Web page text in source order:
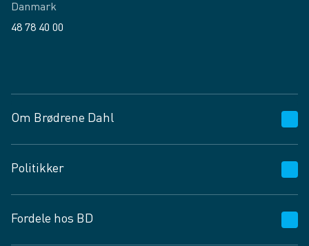
Danmark
48 78 40 00
Om Brødrene Dahl
Vagttelefon 30 10 89 89
Spørgsmål og svar
Job og karriere
Politikker
Privatlivspolitik
Fordele hos BD